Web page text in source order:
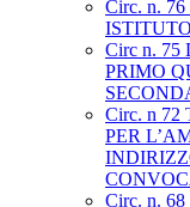
Circ. n.
Circ n.
PRIMO
Circ. n
PER
Circ. n.